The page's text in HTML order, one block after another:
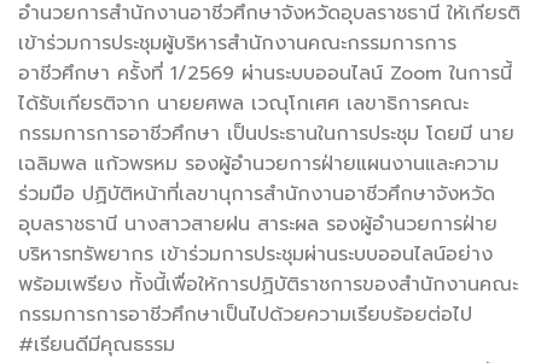
อำนวยการสำนักงานอาชีวศึกษาจังหวัดอุบลราชธานี ให้เกียรติ
เข้าร่วมการประชุมผู้บริหารสำนักงานคณะกรรมการการ
อาชีวศึกษา ครั้งที่ 1/2569 ผ่านระบบออนไลน์ Zoom ในการนี้
ได้รับเกียรติจาก นายยศพล เวณุโกเศศ เลขาธิการคณะ
กรรมการการอาชีวศึกษา เป็นประธานในการประชุม โดยมี นาย
เฉลิมพล แก้วพรหม รองผู้อำนวยการฝ่ายแผนงานและความ
ร่วมมือ ปฏิบัติหน้าที่เลขานุการสำนักงานอาชีวศึกษาจังหวัด
อุบลราชธานี นางสาวสายฝน สาระผล รองผู้อำนวยการฝ่าย
บริหารทรัพยากร เข้าร่วมการประชุมผ่านระบบออนไลน์อย่าง
พร้อมเพรียง ทั้งนี้เพื่อให้การปฏิบัติราชการของสำนักงานคณะ
กรรมการการอาชีวศึกษาเป็นไปด้วยความเรียบร้อยต่อไป
#เรียนดีมีคุณธรรม